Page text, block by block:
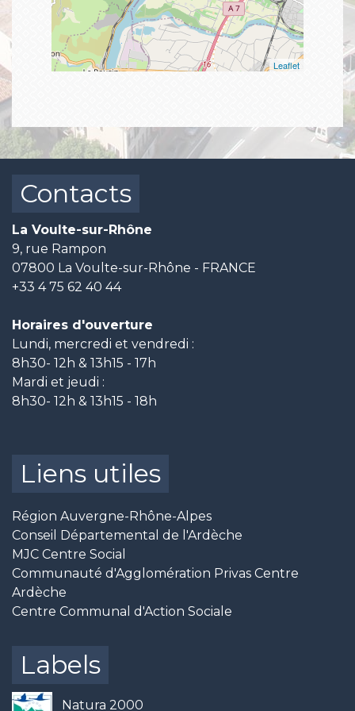
Leaflet
Contacts
La Voulte-sur-Rhône
9, rue Rampon
07800 La Voulte-sur-Rhône - FRANCE
+33 4 75 62 40 44
Horaires d'ouverture
Lundi, mercredi et vendredi :
8h30- 12h & 13h15 - 17h
Mardi et jeudi :
8h30- 12h & 13h15 - 18h
Liens utiles
Région Auvergne-Rhône-Alpes
Conseil Départemental de l'Ardèche
MJC Centre Social
Communauté d'Agglomération Privas Centre
Ardèche
Centre Communal d'Action Sociale
Labels
Natura 2000